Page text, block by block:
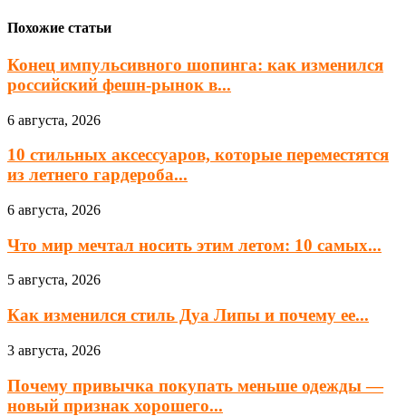
Похожие статьи
Конец импульсивного шопинга: как изменился
российский фешн-рынок в...
6 августа, 2026
10 стильных аксессуаров, которые переместятся
из летнего гардероба...
6 августа, 2026
Что мир мечтал носить этим летом: 10 самых...
5 августа, 2026
Как изменился стиль Дуа Липы и почему ее...
3 августа, 2026
Почему привычка покупать меньше одежды —
новый признак хорошего...